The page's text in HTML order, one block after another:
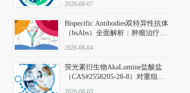
以盐酸盐形式存在，可触发线粒
体介导的神经元凋亡。其经典应
用即为选择性损毁中脑黑质致密
部多巴胺能神经元，从而可靠模
拟帕金森病的核心病理与行为表
2026-08-07
Bispecific Antibodies双特异性抗体
（bsAbs）全面解析：肿瘤治疗的
2026-08-04
荧光素衍生物AkaLumine盐酸盐
（CAS#2558205-28-8）对重组萤
2026-08-03